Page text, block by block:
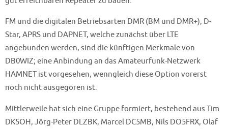
FM und die digitalen Betriebsarten DMR (BM und DMR+), D-
Star, APRS und DAPNET, welche zunächst über LTE
angebunden werden, sind die künftigen Merkmale von
DB0WIZ; eine Anbindung an das Amateurfunk-Netzwerk
HAMNET ist vorgesehen, wenngleich diese Option vorerst
noch nicht ausgegoren ist.
Mittlerweile hat sich eine Gruppe formiert, bestehend aus Tim
DK5OH, Jörg-Peter DLZBK, Marcel DC5MB, Nils DO5FRX, Olaf